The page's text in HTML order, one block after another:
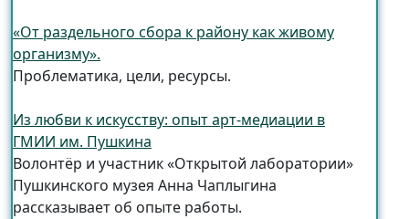
«От раздельного сбора к району как живому
организму».
Проблематика, цели, ресурсы.
Из любви к искусству: опыт арт-медиации в
ГМИИ им. Пушкина
Волонтёр и участник «Открытой лаборатории»
Пушкинского музея Анна Чаплыгина
рассказывает об опыте работы.